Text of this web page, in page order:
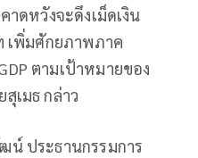
ดหวังจะดึงเม็ดเงิน
เพิ่มศักยภาพภาค
ตามเป้าหมายของ
เมธ กล่าว
น์ ประธานกรรมการ